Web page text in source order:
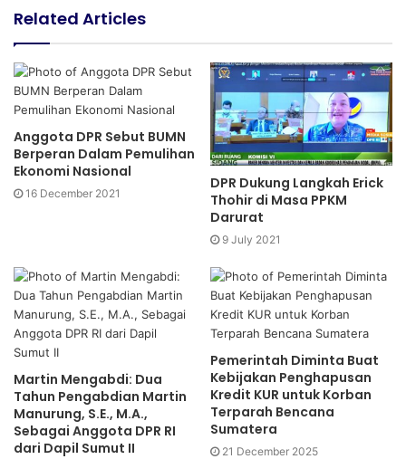
s
i
t
e
r
Related Articles
Anggota DPR Sebut BUMN
Berperan Dalam Pemulihan
Ekonomi Nasional
16 December 2021
DPR Dukung Langkah Erick
Thohir di Masa PPKM
Darurat
9 July 2021
Martin Mengabdi: Dua
Tahun Pengabdian Martin
Manurung, S.E., M.A.,
Sebagai Anggota DPR RI
dari Dapil Sumut II
Pemerintah Diminta Buat
Kebijakan Penghapusan
Kredit KUR untuk Korban
Terparah Bencana
Sumatera
21 December 2025